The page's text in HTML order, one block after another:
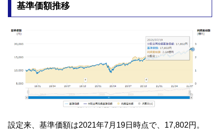
基準価額推移
設定来、基準価額は2021年7月19日時点で、17,802円。